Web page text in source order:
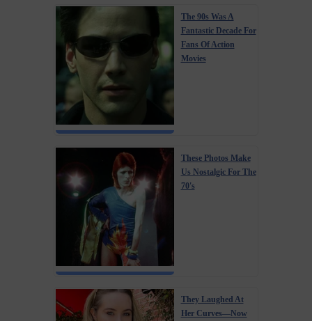
The 90s Was A
Fantastic Decade For
Fans Of Action
Movies
These Photos Make
Us Nostalgic For The
70's
They Laughed At
Her Curves—Now